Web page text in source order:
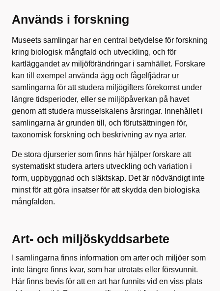
Används i forskning
Museets samlingar har en central betydelse för forskning
kring biologisk mångfald och utveckling, och för
kartläggandet av miljöförändringar i samhället. Forskare
kan till exempel använda ägg och fågelfjädrar ur
samlingarna för att studera miljögifters förekomst under
längre tidsperioder, eller se miljöpåverkan på havet
genom att studera musselskalens årsringar. Innehållet i
samlingarna är grunden till, och förutsättningen för,
taxonomisk forskning och beskrivning av nya arter.
De stora djurserier som finns här hjälper forskare att
systematiskt studera arters utveckling och variation i
form, uppbyggnad och släktskap. Det är nödvändigt inte
minst för att göra insatser för att skydda den biologiska
mångfalden.
Art- och miljöskyddsarbete
I samlingarna finns information om arter och miljöer som
inte längre finns kvar, som har utrotats eller försvunnit.
Här finns bevis för att en art har funnits vid en viss plats